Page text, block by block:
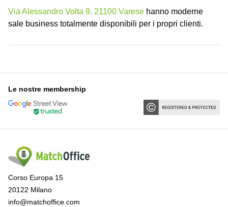
Via Alessandro Volta 9, 21100 Varese hanno moderne
sale business totalmente disponibili per i propri clienti.
Le nostre membership
Corso Europa 15
20122 Milano
info@matchoffice.com